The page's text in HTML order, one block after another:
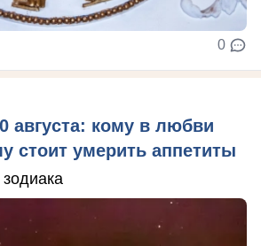
0
августа: кому в любви
стоит умерить аппетиты